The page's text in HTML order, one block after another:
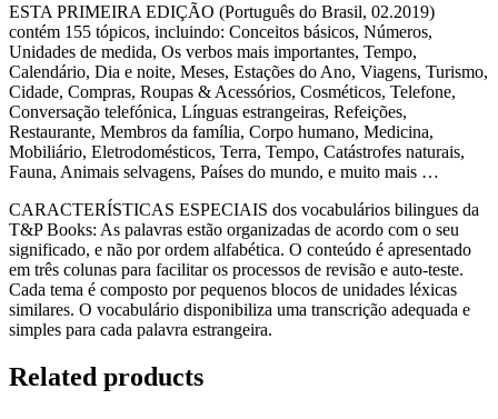
ESTA PRIMEIRA EDIÇÃO (Português do Brasil, 02.2019)
contém 155 tópicos, incluindo: Conceitos básicos, Números,
Unidades de medida, Os verbos mais importantes, Tempo,
Calendário, Dia e noite, Meses, Estações do Ano, Viagens, Turismo,
Cidade, Compras, Roupas & Acessórios, Cosméticos, Telefone,
Conversação telefónica, Línguas estrangeiras, Refeições,
Restaurante, Membros da família, Corpo humano, Medicina,
Mobiliário, Eletrodomésticos, Terra, Tempo, Catástrofes naturais,
Fauna, Animais selvagens, Países do mundo, e muito mais …
CARACTERÍSTICAS ESPECIAIS dos vocabulários bilingues da
T&P Books: As palavras estão organizadas de acordo com o seu
significado, e não por ordem alfabética. O conteúdo é apresentado
em três colunas para facilitar os processos de revisão e auto-teste.
Cada tema é composto por pequenos blocos de unidades léxicas
similares. O vocabulário disponibiliza uma transcrição adequada e
simples para cada palavra estrangeira.
Related products